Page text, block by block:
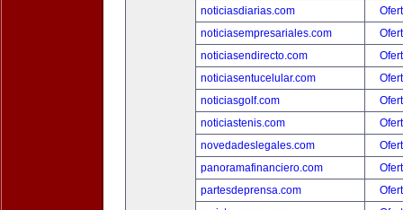
noticiasdiarias.com
noticiasempresariales.com
noticiasendirecto.com
noticiasentucelular.com
noticiasgolf.com
noticiastenis.com
novedadeslegales.com
panoramafinanciero.com
partesdeprensa.com